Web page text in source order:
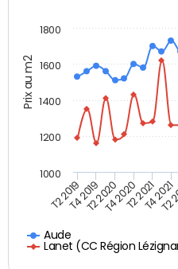
Prix au m2
Aude
Lanet (CC Région
T2 2019T4 2019T2 2020T4 2020T2 2021T4 2021
T2
1000
1200
1400
1600
1800